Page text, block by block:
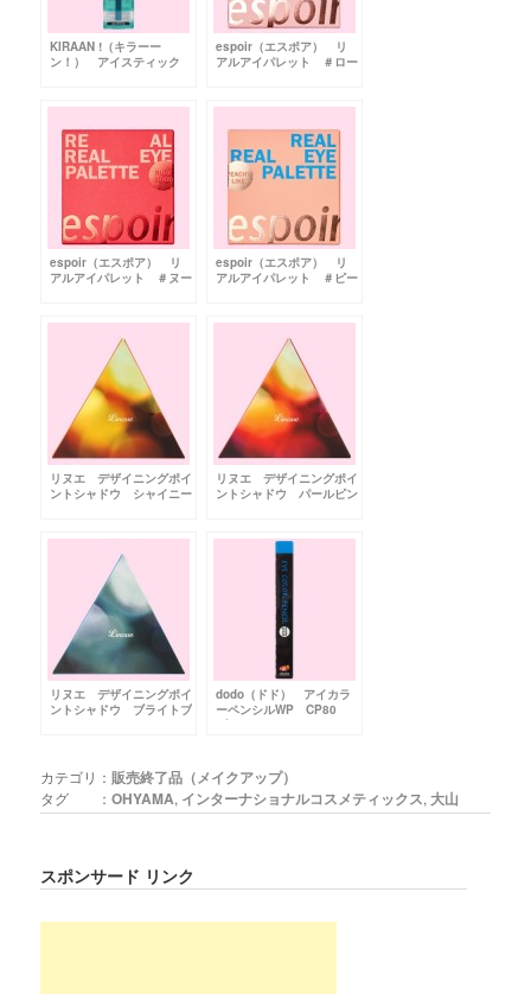
KIRAAN !（キラーー
ン！） アイスティック
espoir（エスポア） リ
アルアイパレット ＃ロー
espoir（エスポア） リ
アルアイパレット ＃ヌー
espoir（エスポア） リ
アルアイパレット ＃ピー
リヌエ デザイニングポイ
ントシャドウ シャイニー
リヌエ デザイニングポイ
ントシャドウ パールピン
リヌエ デザイニングポイ
ントシャドウ ブライトブ
dodo（ドド） アイカラ
ーペンシルWP CP80
ブルー
カテゴリ：販売終了品（メイクアップ）
タグ ：OHYAMA, インターナショナルコスメティックス,大山
スポンサード リンク